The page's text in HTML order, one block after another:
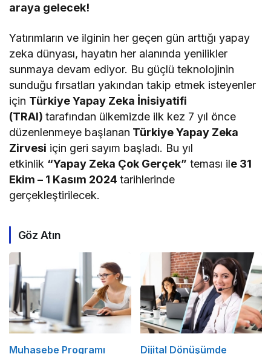
araya gelecek!
Yatırımların ve ilginin her geçen gün arttığı yapay
zeka dünyası, hayatın her alanında yenilikler
sunmaya devam ediyor. Bu güçlü teknolojinin
sunduğu fırsatları yakından takip etmek isteyenler
için Türkiye Yapay Zeka İnisiyatifi
(TRAI)tarafından ülkemizde ilk kez 7 yıl önce
düzenlenmeye başlanan Türkiye Yapay Zeka
Zirvesi için geri sayım başladı. Bu yıl
etkinlik “Yapay Zeka Çok Gerçek” teması ile 31
Ekim – 1 Kasım 2024tarihlerinde
gerçekleştirilecek.
Göz Atın
Muhasebe Programı
Dijital Dönüşümde